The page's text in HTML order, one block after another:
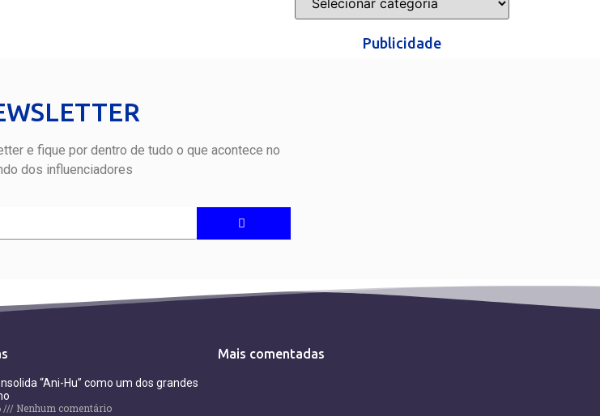
Publicidade
e fique por dentro de tudo o que acontece no
dos influenciadores
“Ani-Hu” como um dos grandes
Nenhum comentário
Mais comentadas